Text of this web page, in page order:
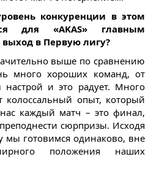
конкуренции в этом
для «AKAS» главным
в Первую лигу?
выше по сравнению
много хороших команд, от
настрой и это радует. Много
колоссальный опыт, который
каждый матч – это финал,
сюрпризы. Исходя
мы готовимся одинаково, вне
положения наших